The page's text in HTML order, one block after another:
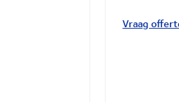
Vraag